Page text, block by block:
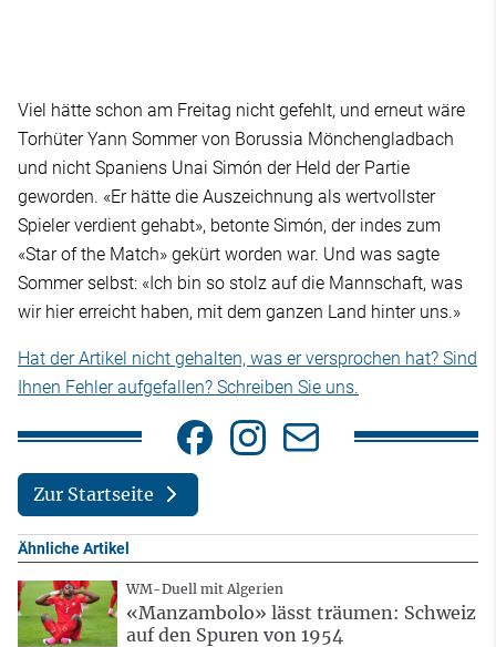
Viel hätte schon am Freitag nicht gefehlt, und erneut wäre
Torhüter Yann Sommer von Borussia Mönchengladbach
und nicht Spaniens Unai Simón der Held der Partie
geworden. «Er hätte die Auszeichnung als wertvollster
Spieler verdient gehabt», betonte Simón, der indes zum
«Star of the Match» gekürt worden war. Und was sagte
Sommer selbst: «Ich bin so stolz auf die Mannschaft, was
wir hier erreicht haben, mit dem ganzen Land hinter uns.»
Hat der Artikel nicht gehalten, was er versprochen hat? Sind
Ihnen Fehler aufgefallen? Schreiben Sie uns.
Zur Startseite
Ähnliche Artikel
WM-Duell mit Algerien
«Manzambolo» lässt träumen: Schweiz
auf den Spuren von 1954